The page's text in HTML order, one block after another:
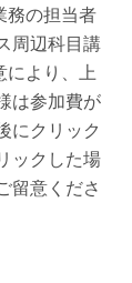
務の担当者
周辺科目講
により、上
は参加費が
にクリック
ックした場
留意くださ